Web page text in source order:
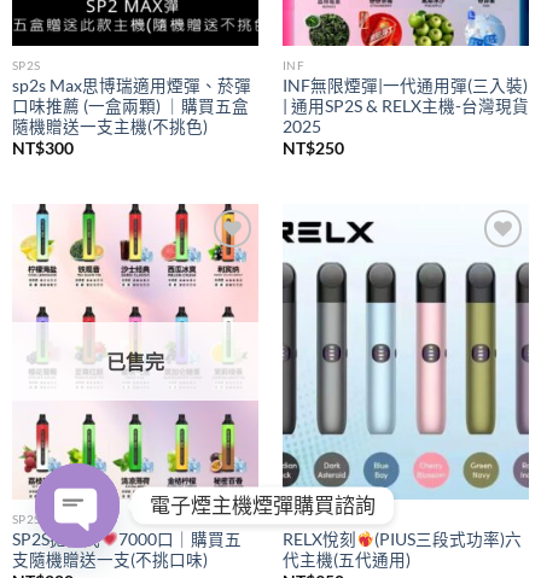
SP2S
sp2s Max思博瑞適用煙彈、菸彈
口味推薦 (一盒兩顆) ｜購買五盒
隨機贈送一支主機(不挑色)
NT$300
INF
INF無限煙彈|一代通用彈(三入裝)
| 通用SP2S & RELX主機-台灣現貨
2025
NT$250
Add to
wishlist
已售完
SP2S
SP2S拋棄式
7000口｜購買五
支隨機贈送一支(不挑口味)
Add to
wishlist
RELX
RELX悅刻
(PIUS三段式功率)六
代主機(五代通用)
電子煙主機煙彈購買諮詢
OPEN